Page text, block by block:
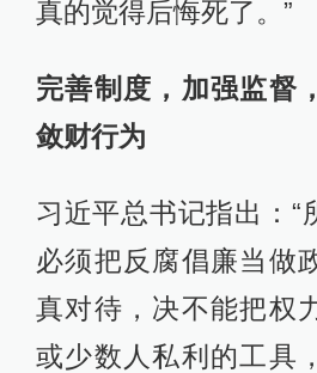
真的觉得后悔死了。”
完善制度，加强监督
敛财行为
习近平总书记指出：“
必须把反腐倡廉当做
真对待，决不能把权
或少数人私利的工具